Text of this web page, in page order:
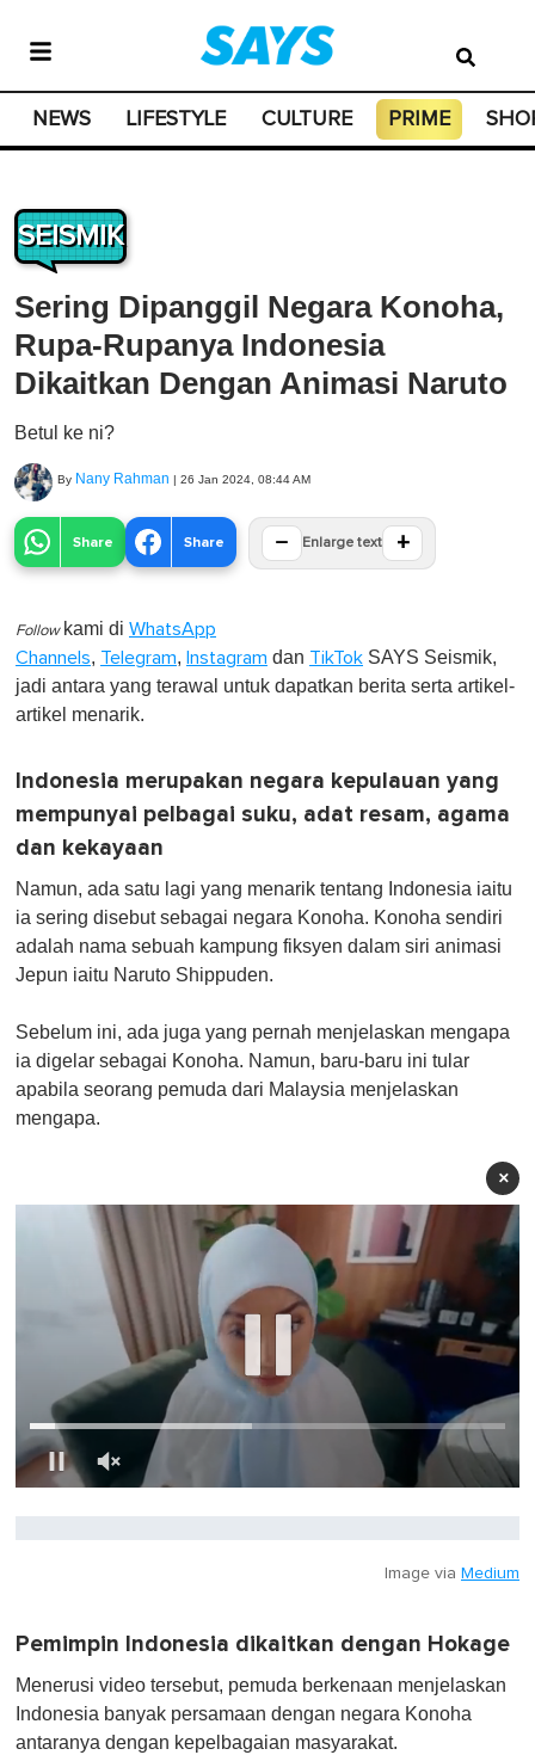
NEWS LIFESTYLE CULTURE PRIME
SEISMIK
Sering Dipanggil Negara Konoha,
Rupa-Rupanya Indonesia
Dikaitkan Dengan Animasi Naruto
Betul ke ni?
By Nany Rahman | 26 Jan 2024, 08:44 AM
Share Share − Enlarge text +
Follow kami di WhatsApp
Channels, Telegram, Instagram dan TikTok SAYS Seismik,
jadi antara yang terawal untuk dapatkan berita serta artikel-
artikel menarik.
Indonesia merupakan negara kepulauan yang
mempunyai pelbagai suku, adat resam, agama
dan kekayaan
Namun, ada satu lagi yang menarik tentang Indonesia iaitu
ia sering disebut sebagai negara Konoha. Konoha sendiri
adalah nama sebuah kampung fiksyen dalam siri animasi
Jepun iaitu Naruto Shippuden.
Sebelum ini, ada juga yang pernah menjelaskan mengapa
ia digelar sebagai Konoha. Namun, baru-baru ini tular
apabila seorang pemuda dari Malaysia menjelaskan
mengapa.
×
o
t
,
0
Image via Medium
Pemimpin Indonesia dikaitkan dengan Hokage
Menerusi video tersebut, pemuda berkenaan menjelaskan
Indonesia banyak persamaan dengan negara Konoha
antaranya dengan kepelbagaian masyarakat.